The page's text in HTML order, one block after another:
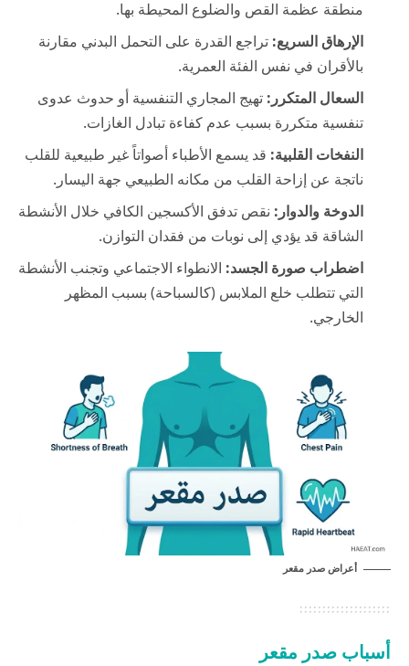
منطقة عظمة القص والضلوع المحيطة بها.
الإرهاق السريع: تراجع القدرة على التحمل البدني مقارنة
بالأقران في نفس الفئة العمرية.
السعال المتكرر: تهيج المجاري التنفسية أو حدوث عدوى
تنفسية متكررة بسبب عدم كفاءة تبادل الغازات.
النفخات القلبية: قد يسمع الأطباء أصواتاً غير طبيعية للقلب
ناتجة عن إزاحة القلب من مكانه الطبيعي جهة اليسار.
الدوخة والدوار: نقص تدفق الأكسجين الكافي خلال الأنشطة
الشاقة قد يؤدي إلى نوبات من فقدان التوازن.
اضطراب صورة الجسد: الانطواء الاجتماعي وتجنب الأنشطة
التي تتطلب خلع الملابس (كالسباحة) بسبب المظهر
الخارجي.
أعراض صدر مقعر
أسباب صدر مقعر